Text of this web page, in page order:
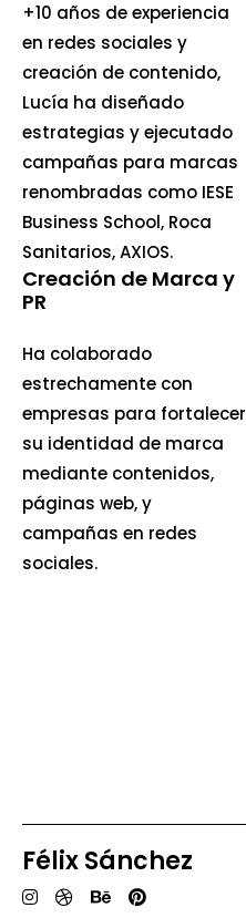
+10 años de experiencia
en redes sociales y
creación de contenido,
Lucía ha diseñado
estrategias y ejecutado
campañas para marcas
renombradas como IESE
Business School, Roca
Sanitarios, AXIOS.
Creación de Marca y
PR
Ha colaborado
estrechamente con
empresas para fortalecer
su identidad de marca
mediante contenidos,
páginas web, y
campañas en redes
sociales.
Félix Sánchez